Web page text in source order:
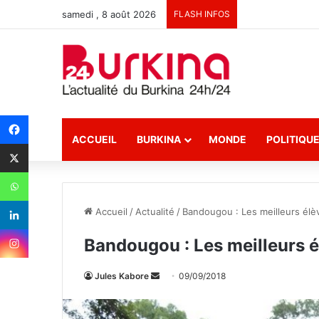
samedi , 8 août 2026 FLASH INFOS
ACCUEIL BURKINA MONDE POLITIQUE
Accueil / Actualité / Bandougou : Les meilleurs
Bandougou : Les meilleurs
Jules Kabore
v
09/09/2018